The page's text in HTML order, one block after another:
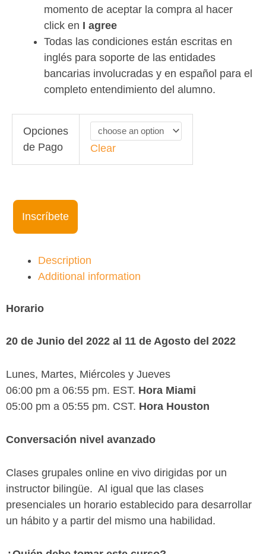
momento de aceptar la compra al hacer
click en I agree
Todas las condiciones están escritas en
inglés para soporte de las entidades
bancarias involucradas y en español para el
completo entendimiento del alumno.
Opciones
de Pago
Clear
Speak
Advanced.
06pm
20Jun22-
11Aug22
quantity
Inscríbete
Description
Additional information
Horario
20 de Junio del 2022 al 11 de Agosto del 2022
Lunes, Martes, Miércoles y Jueves
06:00 pm a 06:55 pm. EST. Hora Miami
05:00 pm a 05:55 pm. CST. Hora Houston
Conversación nivel avanzado
Clases grupales online en vivo dirigidas por un
instructor bilingüe. Al igual que las clases
presenciales un horario establecido para desarrollar
un hábito y a partir del mismo una habilidad.